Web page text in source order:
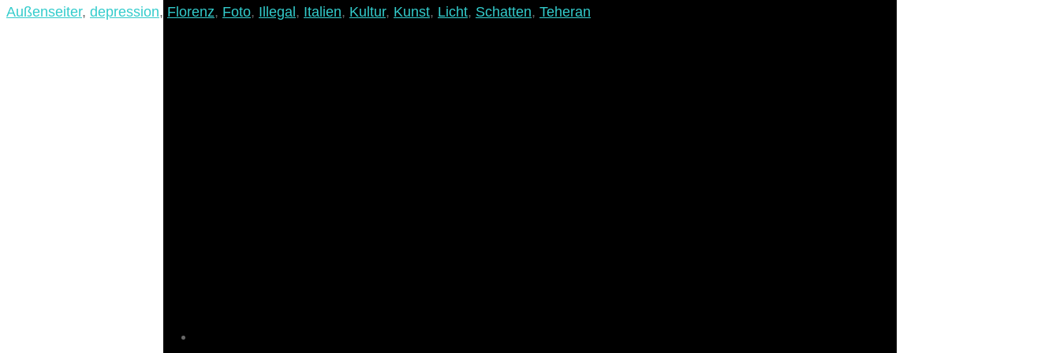
Außenseiter, depression, Florenz, Foto, Illegal, Italien, Kultur, Kunst, Licht, Schatten, Teheran